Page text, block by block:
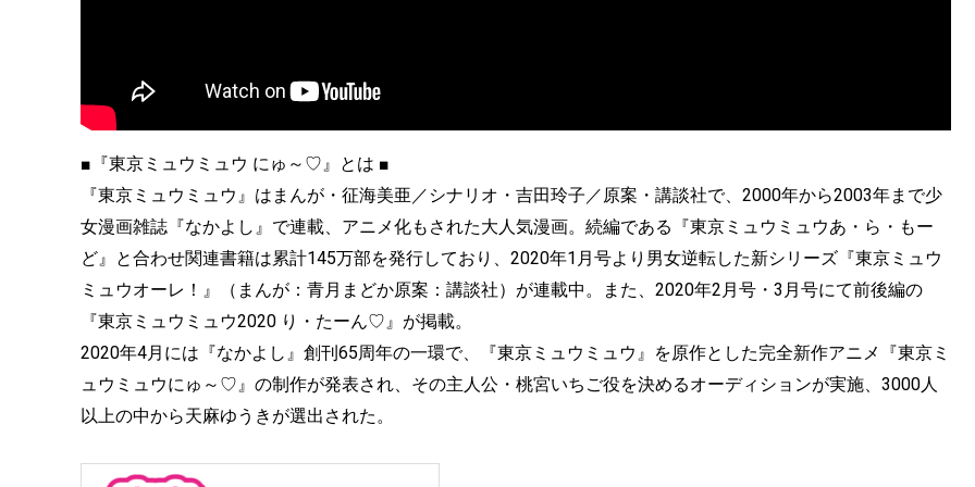
■『東京ミュウミュウ にゅ～♡』とは ■
『東京ミュウミュウ』はまんが・征海美亜／シナリオ・吉田玲子／原案・講談社で、2000年から2003年まで少
女漫画雑誌『なかよし』で連載、アニメ化もされた大人気漫画。続編である『東京ミュウミュウあ・ら・もー
ど』と合わせ関連書籍は累計145万部を発行しており、2020年1月号より男女逆転した新シリーズ『東京ミュウ
ミュウオーレ！』（まんが：青月まどか原案：講談社）が連載中。また、2020年2月号・3月号にて前後編の
『東京ミュウミュウ2020 り・たーん♡』が掲載。
2020年4月には『なかよし』創刊65周年の一環で、『東京ミュウミュウ』を原作とした完全新作アニメ『東京ミ
ュウミュウにゅ～♡』の制作が発表され、その主人公・桃宮いちご役を決めるオーディションが実施、3000人
以上の中から天麻ゆうきが選出された。